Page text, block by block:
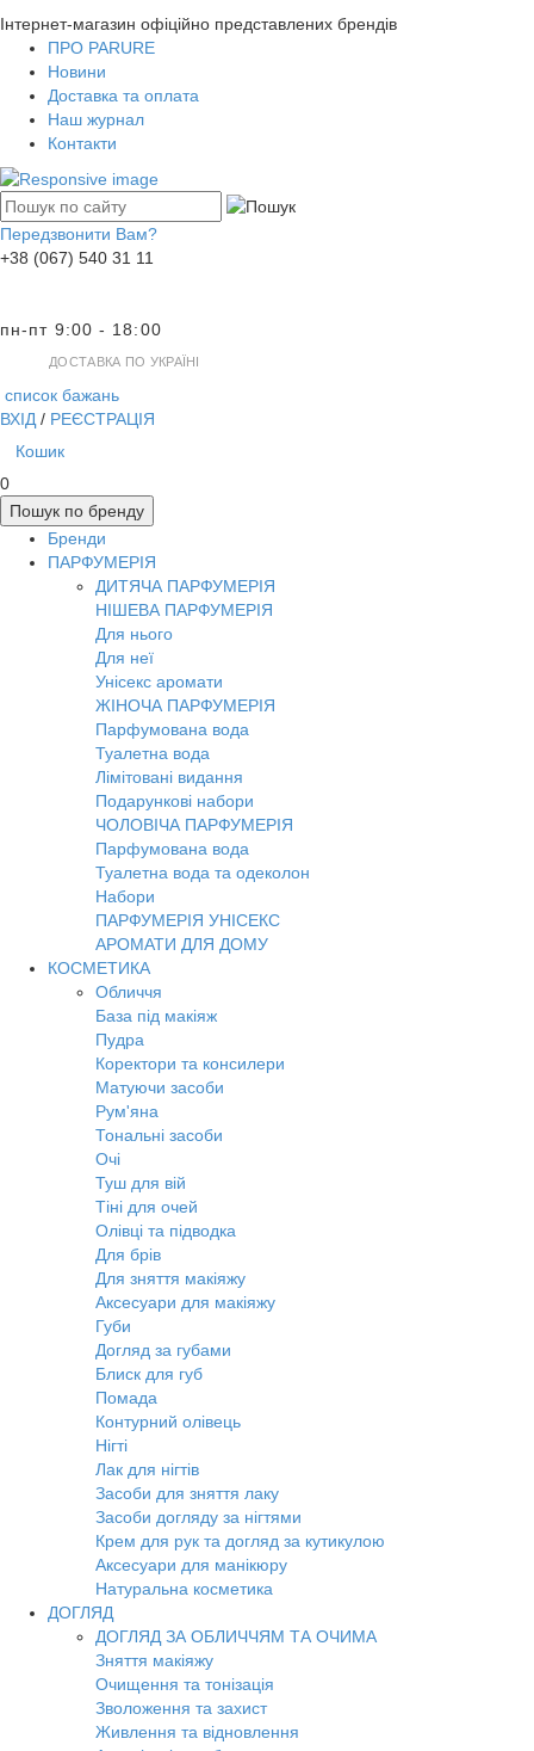
Інтернет-магазин офіційно представлених брендів
ПРО PARURE
Новини
Доставка та оплата
Наш журнал
Контакти
Передзвонити Вам?
+38 (067) 540 31 11
пн-пт 9:00 - 18:00
ДОСТАВКА ПО УКРАЇНІ
список бажань
ВХІД / РЕЄСТРАЦІЯ
Кошик
0
Пошук по бренду
Бренди
ПАРФУМЕРІЯ
ДИТЯЧА ПАРФУМЕРІЯ
НІШЕВА ПАРФУМЕРІЯ
Для нього
Для неї
Унісекс аромати
ЖІНОЧА ПАРФУМЕРІЯ
Парфумована вода
Туалетна вода
Лімітовані видання
Подарункові набори
ЧОЛОВІЧА ПАРФУМЕРІЯ
Парфумована вода
Туалетна вода та одеколон
Набори
ПАРФУМЕРІЯ УНІСЕКС
АРОМАТИ ДЛЯ ДОМУ
КОСМЕТИКА
Обличчя
База під макіяж
Пудра
Коректори та консилери
Матуючи засоби
Рум'яна
Тональні засоби
Очі
Туш для вій
Тіні для очей
Олівці та підводка
Для брів
Для зняття макіяжу
Аксесуари для макіяжу
Губи
Догляд за губами
Блиск для губ
Помада
Контурний олівець
Нігті
Лак для нігтів
Засоби для зняття лаку
Засоби догляду за нігтями
Крем для рук та догляд за кутикулою
Аксесуари для манікюру
Натуральна косметика
ДОГЛЯД
ДОГЛЯД ЗА ОБЛИЧЧЯМ ТА ОЧИМА
Зняття макіяжу
Очищення та тонізація
Зволоження та захист
Живлення та відновлення